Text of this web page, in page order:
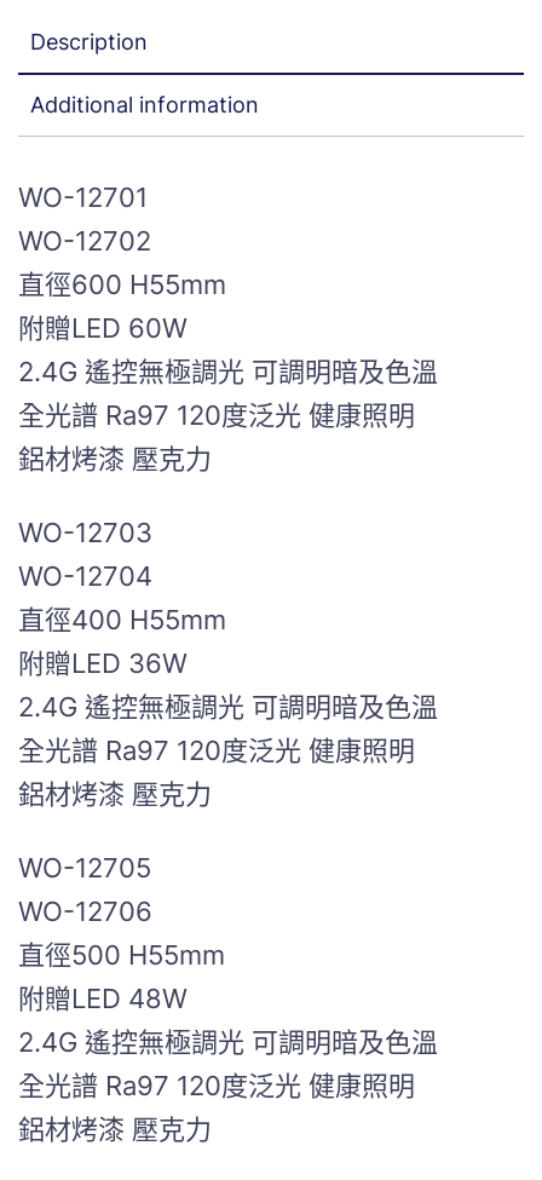
Description
Additional information
WO-12701
WO-12702
直徑600 H55mm
附贈LED 60W
2.4G 遙控無極調光 可調明暗及色溫
全光譜 Ra97 120度泛光 健康照明
鋁材烤漆 壓克力
WO-12703
WO-12704
直徑400 H55mm
附贈LED 36W
2.4G 遙控無極調光 可調明暗及色溫
全光譜 Ra97 120度泛光 健康照明
鋁材烤漆 壓克力
WO-12705
WO-12706
直徑500 H55mm
附贈LED 48W
2.4G 遙控無極調光 可調明暗及色溫
全光譜 Ra97 120度泛光 健康照明
鋁材烤漆 壓克力